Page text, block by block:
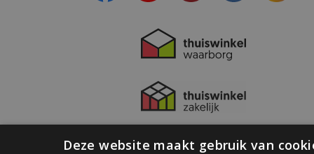
Deze website maakt gebruik van